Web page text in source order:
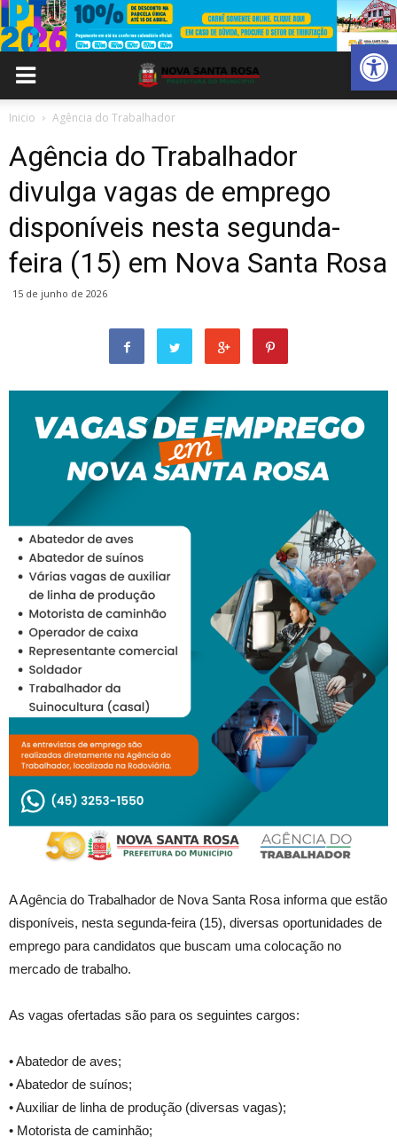
Abrir
Inicio Agência do Trabalhador
Agência do Trabalhador
divulga vagas de emprego
disponíveis nesta segunda-
feira (15) em Nova Santa Rosa
15 de junho de 2026
A Agência do Trabalhador de Nova Santa Rosa informa que estão
disponíveis, nesta segunda-feira (15), diversas oportunidades de
emprego para candidatos que buscam uma colocação no
mercado de trabalho.
As vagas ofertadas são para os seguintes cargos:
• Abatedor de aves;
• Abatedor de suínos;
• Auxiliar de linha de produção (diversas vagas);
• Motorista de caminhão;